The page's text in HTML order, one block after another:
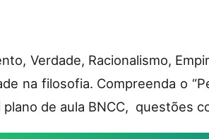
Verdade, Racionalismo,
na filosofia. Compreenda o
de aula BNCC, questões